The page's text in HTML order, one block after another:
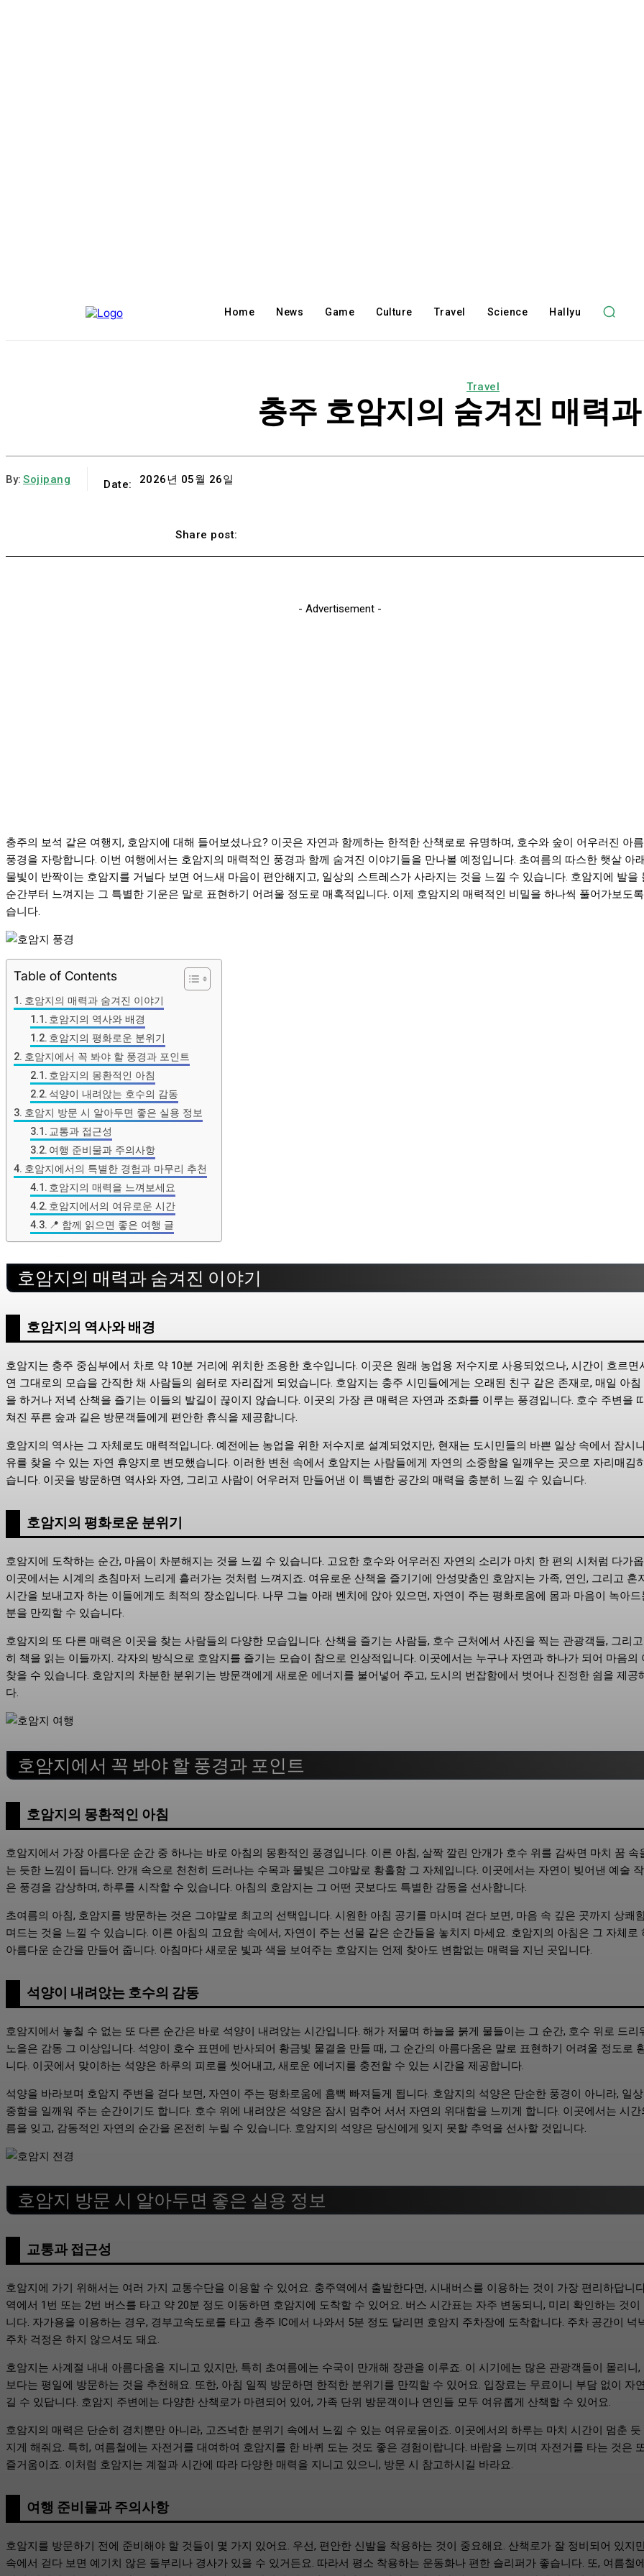
Home News Game Culture Travel Science Hallyu
Travel
충주 호암지의 숨겨진 매력
By: Sojipang Date: 2026년 05월 26일
Share post:
- Advertisement -
충주의 보석 같은 여행지, 호암지에 대해 들어보셨나요? 이곳은 자연과 함께하는 한적한 산책로로 유명하며, 호수와 숲이 어우러진 아
풍경을 자랑합니다. 이번 여행에서는 호암지의 매력적인 풍경과 함께 숨겨진 이야기들을 만나볼 예정입니다. 초여름의 따스한 햇살 아
물빛이 반짝이는 호암지를 거닐다 보면 어느새 마음이 편안해지고, 일상의 스트레스가 사라지는 것을 느낄 수 있습니다. 호암지에 발을
순간부터 느껴지는 그 특별한 기운은 말로 표현하기 어려울 정도로 매혹적입니다. 이제 호암지의 매력적인 비밀을 하나씩 풀어가보도
습니다.
Table of Contents
호암지의 매력과 숨겨진 이야기
호암지의 역사와 배경
호암지의 평화로운 분위기
호암지에서 꼭 봐야 할 풍경과 포인트
호암지의 몽환적인 아침
석양이 내려앉는 호수의 감동
호암지 방문 시 알아두면 좋은 실용 정보
교통과 접근성
여행 준비물과 주의사항
호암지에서의 특별한 경험과 마무리 추천
호암지의 매력을 느껴보세요
호암지에서의 여유로운 시간
📍 함께 읽으면 좋은 여행 글
호암지의 매력과 숨겨진 이야기
호암지의 역사와 배경
호암지는 충주 중심부에서 차로 약 10분 거리에 위치한 조용한 호수입니다. 이곳은 원래 농업용 저수지로 사용되었으나, 시간이 흐르면
연 그대로의 모습을 간직한 채 사람들의 쉼터로 자리잡게 되었습니다. 호암지는 충주 시민들에게는 오래된 친구 같은 존재로, 매일 아침
을 하거나 저녁 산책을 즐기는 이들의 발길이 끊이지 않습니다. 이곳의 가장 큰 매력은 자연과 조화를 이루는 풍경입니다. 호수 주변을
쳐진 푸른 숲과 길은 방문객들에게 편안한 휴식을 제공합니다.
호암지의 역사는 그 자체로도 매력적입니다. 예전에는 농업을 위한 저수지로 설계되었지만, 현재는 도시민들의 바쁜 일상 속에서 잠시
유를 찾을 수 있는 자연 휴양지로 변모했습니다. 이러한 변천 속에서 호암지는 사람들에게 자연의 소중함을 일깨우는 곳으로 자리매김
습니다. 이곳을 방문하면 역사와 자연, 그리고 사람이 어우러져 만들어낸 이 특별한 공간의 매력을 충분히 느낄 수 있습니다.
호암지의 평화로운 분위기
호암지에 도착하는 순간, 마음이 차분해지는 것을 느낄 수 있습니다. 고요한 호수와 어우러진 자연의 소리가 마치 한 편의 시처럼 다가
이곳에서는 시계의 초침마저 느리게 흘러가는 것처럼 느껴지죠. 여유로운 산책을 즐기기에 안성맞춤인 호암지는 가족, 연인, 그리고 혼
시간을 보내고자 하는 이들에게도 최적의 장소입니다. 나무 그늘 아래 벤치에 앉아 있으면, 자연이 주는 평화로움에 몸과 마음이 녹아드
분을 만끽할 수 있습니다.
호암지의 또 다른 매력은 이곳을 찾는 사람들의 다양한 모습입니다. 산책을 즐기는 사람들, 호수 근처에서 사진을 찍는 관광객들, 그리
히 책을 읽는 이들까지. 각자의 방식으로 호암지를 즐기는 모습이 참으로 인상적입니다. 이곳에서는 누구나 자연과 하나가 되어 마음의
찾을 수 있습니다. 호암지의 차분한 분위기는 방문객에게 새로운 에너지를 불어넣어 주고, 도시의 번잡함에서 벗어나 진정한 쉼을 제공
다.
호암지에서 꼭 봐야 할 풍경과 포인트
호암지의 몽환적인 아침
호암지에서 가장 아름다운 순간 중 하나는 바로 아침의 몽환적인 풍경입니다. 이른 아침, 살짝 깔린 안개가 호수 위를 감싸면 마치 꿈 속
는 듯한 느낌이 듭니다. 안개 속으로 천천히 드러나는 수목과 물빛은 그야말로 황홀함 그 자체입니다. 이곳에서는 자연이 빚어낸 예술
은 풍경을 감상하며, 하루를 시작할 수 있습니다. 아침의 호암지는 그 어떤 곳보다도 특별한 감동을 선사합니다.
초여름의 아침, 호암지를 방문하는 것은 그야말로 최고의 선택입니다. 시원한 아침 공기를 마시며 걷다 보면, 마음 속 깊은 곳까지 상쾌
며드는 것을 느낄 수 있습니다. 이른 아침의 고요함 속에서, 자연이 주는 선물 같은 순간들을 놓치지 마세요. 호암지의 아침은 그 자체로
아름다운 순간을 만들어 줍니다. 아침마다 새로운 빛과 색을 보여주는 호암지는 언제 찾아도 변함없는 매력을 지닌 곳입니다.
석양이 내려앉는 호수의 감동
호암지에서 놓칠 수 없는 또 다른 순간은 바로 석양이 내려앉는 시간입니다. 해가 저물며 하늘을 붉게 물들이는 그 순간, 호수 위로 드리
노을은 감동 그 이상입니다. 석양이 호수 표면에 반사되어 황금빛 물결을 만들 때, 그 순간의 아름다움은 말로 표현하기 어려울 정도로
니다. 이곳에서 맞이하는 석양은 하루의 피로를 씻어내고, 새로운 에너지를 충전할 수 있는 시간을 제공합니다.
석양을 바라보며 호암지 주변을 걷다 보면, 자연이 주는 평화로움에 흠뻑 빠져들게 됩니다. 호암지의 석양은 단순한 풍경이 아니라, 일
중함을 일깨워 주는 순간이기도 합니다. 호수 위에 내려앉은 석양은 잠시 멈추어 서서 자연의 위대함을 느끼게 합니다. 이곳에서는 시간
름을 잊고, 감동적인 자연의 순간을 온전히 누릴 수 있습니다. 호암지의 석양은 당신에게 잊지 못할 추억을 선사할 것입니다.
호암지 방문 시 알아두면 좋은 실용 정보
교통과 접근성
호암지에 가기 위해서는 여러 가지 교통수단을 이용할 수 있어요. 충주역에서 출발한다면, 시내버스를 이용하는 것이 가장 편리하답니
역에서 1번 또는 2번 버스를 타고 약 20분 정도 이동하면 호암지에 도착할 수 있어요. 버스 시간표는 자주 변동되니, 미리 확인하는 것이
니다. 자가용을 이용하는 경우, 경부고속도로를 타고 충주 IC에서 나와서 5분 정도 달리면 호암지 주차장에 도착합니다. 주차 공간이 넉
주차 걱정은 하지 않으셔도 돼요.
호암지는 사계절 내내 아름다움을 지니고 있지만, 특히 초여름에는 수국이 만개해 장관을 이루죠. 이 시기에는 많은 관광객들이 몰리니,
보다는 평일에 방문하는 것을 추천해요. 또한, 아침 일찍 방문하면 한적한 분위기를 만끽할 수 있어요. 입장료는 무료이니 부담 없이 자
길 수 있답니다. 호암지 주변에는 다양한 산책로가 마련되어 있어, 가족 단위 방문객이나 연인들 모두 여유롭게 산책할 수 있어요.
호암지의 매력은 단순히 경치뿐만 아니라, 고즈넉한 분위기 속에서 느낄 수 있는 여유로움이죠. 이곳에서의 하루는 마치 시간이 멈춘 듯
지게 해줘요. 특히, 여름철에는 자전거를 대여하여 호암지를 한 바퀴 도는 것도 좋은 경험이랍니다. 바람을 느끼며 자전거를 타는 것은
즐거움이죠. 이처럼 호암지는 계절과 시간에 따라 다양한 매력을 지니고 있으니, 방문 시 참고하시길 바라요.
여행 준비물과 주의사항
호암지를 방문하기 전에 준비해야 할 것들이 몇 가지 있어요. 우선, 편안한 신발을 착용하는 것이 중요해요. 산책로가 잘 정비되어 있지
속에서 걷다 보면 예기치 않은 돌부리나 경사가 있을 수 있거든요. 따라서 평소 착용하는 운동화나 편한 슬리퍼가 좋습니다. 또, 여름철